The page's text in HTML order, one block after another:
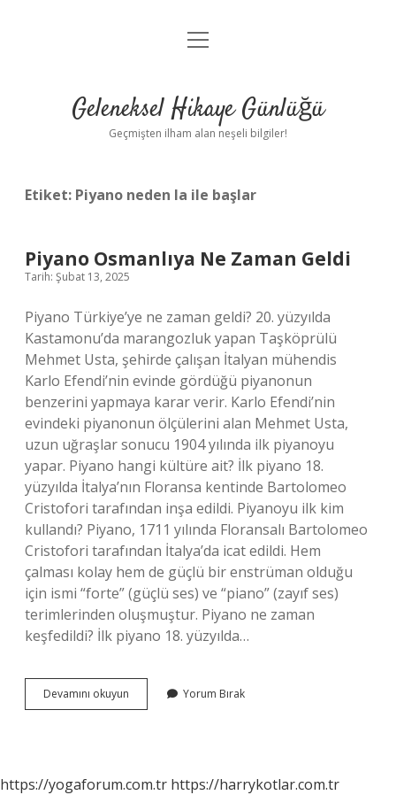
Anasayfa
Yasal Uyarı
menüyü
Geleneksel Hikaye Günlüğü
Geçmişten ilham alan neşeli bilgiler!
Etiket: Piyano neden la ile başlar
Piyano Osmanlıya Ne Zaman Geldi
Tarih: Şubat 13, 2025
Piyano Türkiye’ye ne zaman geldi? 20. yüzyılda
Kastamonu’da marangozluk yapan Taşköprülü
Mehmet Usta, şehirde çalışan İtalyan mühendis
Karlo Efendi’nin evinde gördüğü piyanonun
benzerini yapmaya karar verir. Karlo Efendi’nin
evindeki piyanonun ölçülerini alan Mehmet Usta,
uzun uğraşlar sonucu 1904 yılında ilk piyanoyu
yapar. Piyano hangi kültüre ait? İlk piyano 18.
yüzyılda İtalya’nın Floransa kentinde Bartolomeo
Cristofori tarafından inşa edildi. Piyanoyu ilk kim
kullandı? Piyano, 1711 yılında Floransalı Bartolomeo
Cristofori tarafından İtalya’da icat edildi. Hem
çalması kolay hem de güçlü bir enstrüman olduğu
için ismi “forte” (güçlü ses) ve “piano” (zayıf ses)
terimlerinden oluşmuştur. Piyano ne zaman
keşfedildi? İlk piyano 18. yüzyılda…
Devamını okuyun
Osmanlıya
Yorum Bırak
https://yogaforum.com.tr https://harrykotlar.com.tr